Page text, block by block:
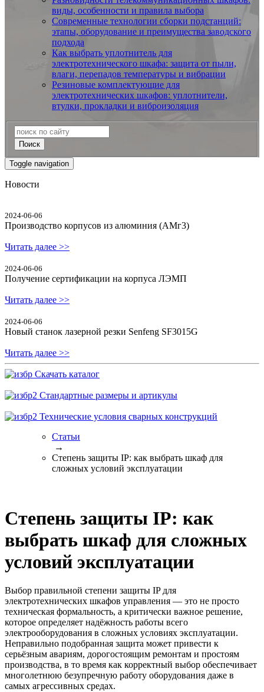
виды, особенности и правила выбора
Современные технологии сборки подстанций:
этапы, оборудование и преимущества заводского
подхода
Как выбрать уплотнитель для
электротехнического шкафа: защита от пыли,
влаги, перепадов температуры и вибрации
Резиновые комплектующие для
электротехнических шкафов: уплотнители,
втулки, прокладки и виброизоляция
Поиск
Toggle navigation
Новости
2024-06-06
Производство корпусов из алюминия (АМг3)
Читать далее >>
2024-06-06
Получение сертификации на корпуса ЛЭМП
Читать далее >>
2024-06-06
Новый станок лазерной резки Senfeng SF3015G
Читать далее >>
Скачать каталог
Стандартные размеры и артикулы
Технические условия сварных конструкций
Статьи
→
Степень защиты IP: как выбрать шкаф для
сложных условий эксплуатации
Степень защиты IP: как
выбрать шкаф для сложных
условий эксплуатации
Выбор правильной степени защиты IP для
электротехнических шкафов управления — это не просто
техническая формальность, а критически важное решение,
которое определяет надёжность работы всего
электрооборудования в сложных условиях эксплуатации.
Неправильно подобранная защита может привести к
серьёзным авариям, дорогостоящим ремонтам и простоям
производства, в то время как корректный выбор обеспечивает
многолетнюю безупречную работу оборудования даже в
самых агрессивных средах.